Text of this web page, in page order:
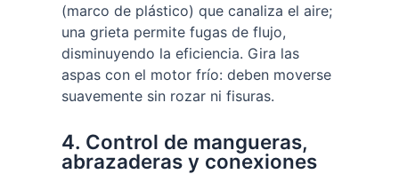
(marco de plástico) que canaliza el aire;
una grieta permite fugas de flujo,
disminuyendo la eficiencia. Gira las
aspas con el motor frío: deben moverse
suavemente sin rozar ni fisuras.
4. Control de mangueras,
abrazaderas y conexiones